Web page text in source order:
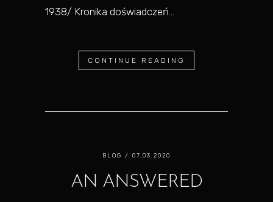
1938/ Kronika doświadczeń...
CONTINUE READING
BLOG / 07.03.2020
AN ANSWERED